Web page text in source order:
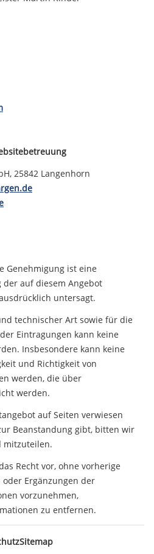
25842 Langenhorn
Genehmigung ist eine
der auf diesem Angebot
untersagt.
technischer Art sowie für die
Eintragungen kann keine
Insbesondere kann keine
und Richtigkeit von
werden, die über
werden.
auf Seiten verwiesen
Beanstandung gibt, bitten wir
mitzuteilen.
Recht vor, ohne vorherige
Ergänzungen der
vorzunehmen,
zu entfernen.
Sitemap